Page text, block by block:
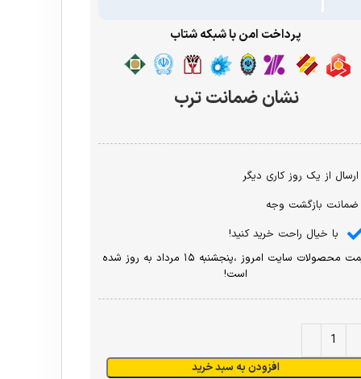
پرداخت امن با شبکه شتاب
نشان ضمانت ترب
ارسال از یک روز کاری دیگر
ضمانت بازگشت وجه
با خیال راحت خرید کنید!
قیمت محصولات سایت امروز ،پنجشنبه ۱۵ مرداد به روز شده
است!
افزودن به سبد خرید